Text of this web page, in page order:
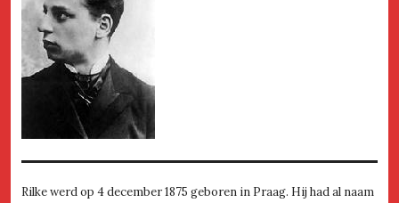
Rilke werd op 4 december 1875 geboren in Praag. Hij had al naam